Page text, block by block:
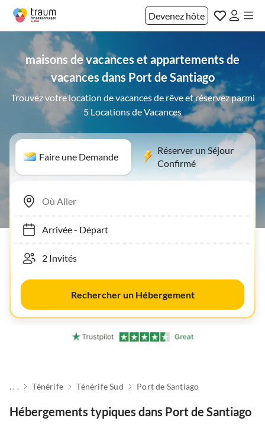
Devenez hôte
maisons de vacances et appartements de
vacances dans Port de Santiago
Trouvez votre location de vacances de rêve et réservez parmi
5 Locations de Vacances
Faire une Demande
Réserver un Séjour
Confirmé
Arrivée- Départ
Rechercher un Hébergement
. . . Ténérife Ténérife Sud Port de Santiago
Hébergements typiques dans Port de Santiago